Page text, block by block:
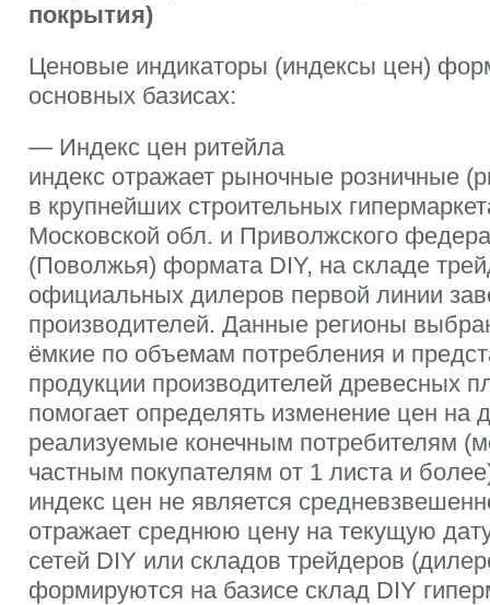
покрытия)
Ценовые индикаторы (индексы цен)
основных базисах:
— Индекс цен ритейла
индекс отражает рыночные розничные
в крупнейших строительных
Московской обл. и Приволжского
(Поволжья) формата DIY, на складе
официальных дилеров первой линии
производителей. Данные регионы
ёмкие по объемам потребления и
продукции производителей древесных
помогает определять изменение цен на
реализуемые конечным потребителям
частным покупателям от 1 листа и
индекс цен не является
отражает среднюю цену на текущую
сетей DIY или складов трейдеров
формируются на базисе склад DIY